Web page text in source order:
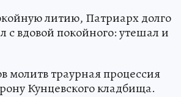
литию, Патриарх долго
с вдовой покойного: утешал и
молитв траурная процессия
Кунцевского кладбища.